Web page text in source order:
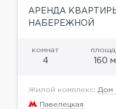
АРЕНДА
НАБЕРЕЖНОЙ
комнат
4 160 м
Жилой комплекс: Дом
Павелецкая